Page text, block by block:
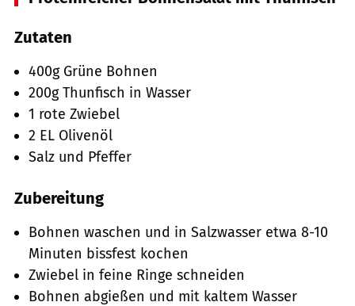
Zutaten
400g Grüne Bohnen
200g Thunfisch in Wasser
1 rote Zwiebel
2 EL Olivenöl
Salz und Pfeffer
Zubereitung
Bohnen waschen und in Salzwasser etwa 8-10
Minuten bissfest kochen
Zwiebel in feine Ringe schneiden
Bohnen abgießen und mit kaltem Wasser